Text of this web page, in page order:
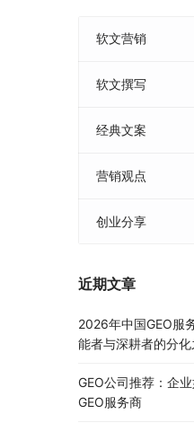
软文营销
软文撰写
经典文案
营销观点
创业分享
近期文章
2026年中国GEO服
能者与深耕者的分化
GEO公司推荐：企
GEO服务商